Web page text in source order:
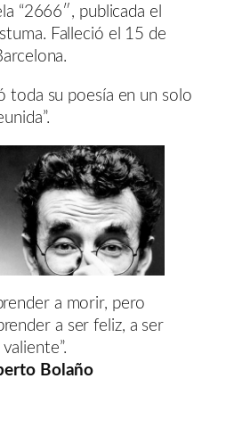
“2666″, publicada el
Falleció el 15 de
toda su poesía en un solo
a morir, pero
a ser feliz, a ser
valiente”.
Bolaño